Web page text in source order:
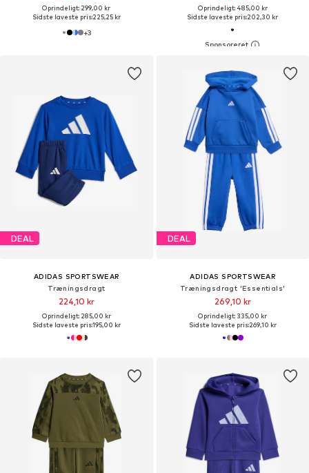
Oprindeligt: 299,00 kr
Sidste laveste pris:225,25 kr
+3
Oprindeligt: 485,00 kr
Sidste laveste pris:202,30 kr
DEAL
ADIDAS SPORTSWEAR
Træningsdragt
224,10 kr
Oprindeligt: 285,00 kr
Sidste laveste pris:195,00 kr
DEAL
ADIDAS SPORTSWEAR
Træningsdragt 'Essentials'
269,10 kr
Oprindeligt: 335,00 kr
Sidste laveste pris:269,10 kr